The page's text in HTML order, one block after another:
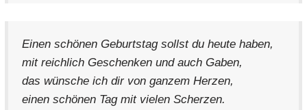
Einen schönen Geburtstag sollst du heute haben,
mit reichlich Geschenken und auch Gaben,
das wünsche ich dir von ganzem Herzen,
einen schönen Tag mit vielen Scherzen.